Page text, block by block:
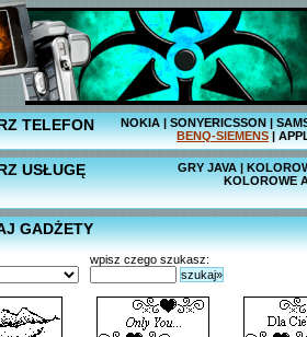
TELEFON NOKIA|SONYERICSSON|
BENQ-SIEMENS|
USŁUGĘ GRY JAVA |
KOLOROWE
GADŻETY
wpisz czego szukasz:
szukaj»